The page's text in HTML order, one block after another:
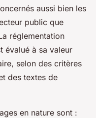
aussi bien les
public que
réglementation
évalué à sa valeur
selon des critères
des textes de
en nature sont :